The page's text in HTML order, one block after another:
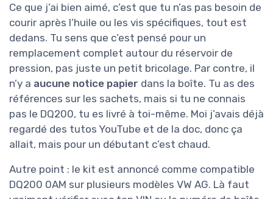
Ce que j’ai bien aimé, c’est que tu n’as pas besoin de
courir après l’huile ou les vis spécifiques, tout est
dedans. Tu sens que c’est pensé pour un
remplacement complet autour du réservoir de
pression, pas juste un petit bricolage. Par contre, il
n’y a aucune notice papier dans la boîte. Tu as des
références sur les sachets, mais si tu ne connais
pas le DQ200, tu es livré à toi-même. Moi j’avais déjà
regardé des tutos YouTube et de la doc, donc ça
allait, mais pour un débutant c’est chaud.
Autre point : le kit est annoncé comme compatible
DQ200 0AM sur plusieurs modèles VW AG. Là faut